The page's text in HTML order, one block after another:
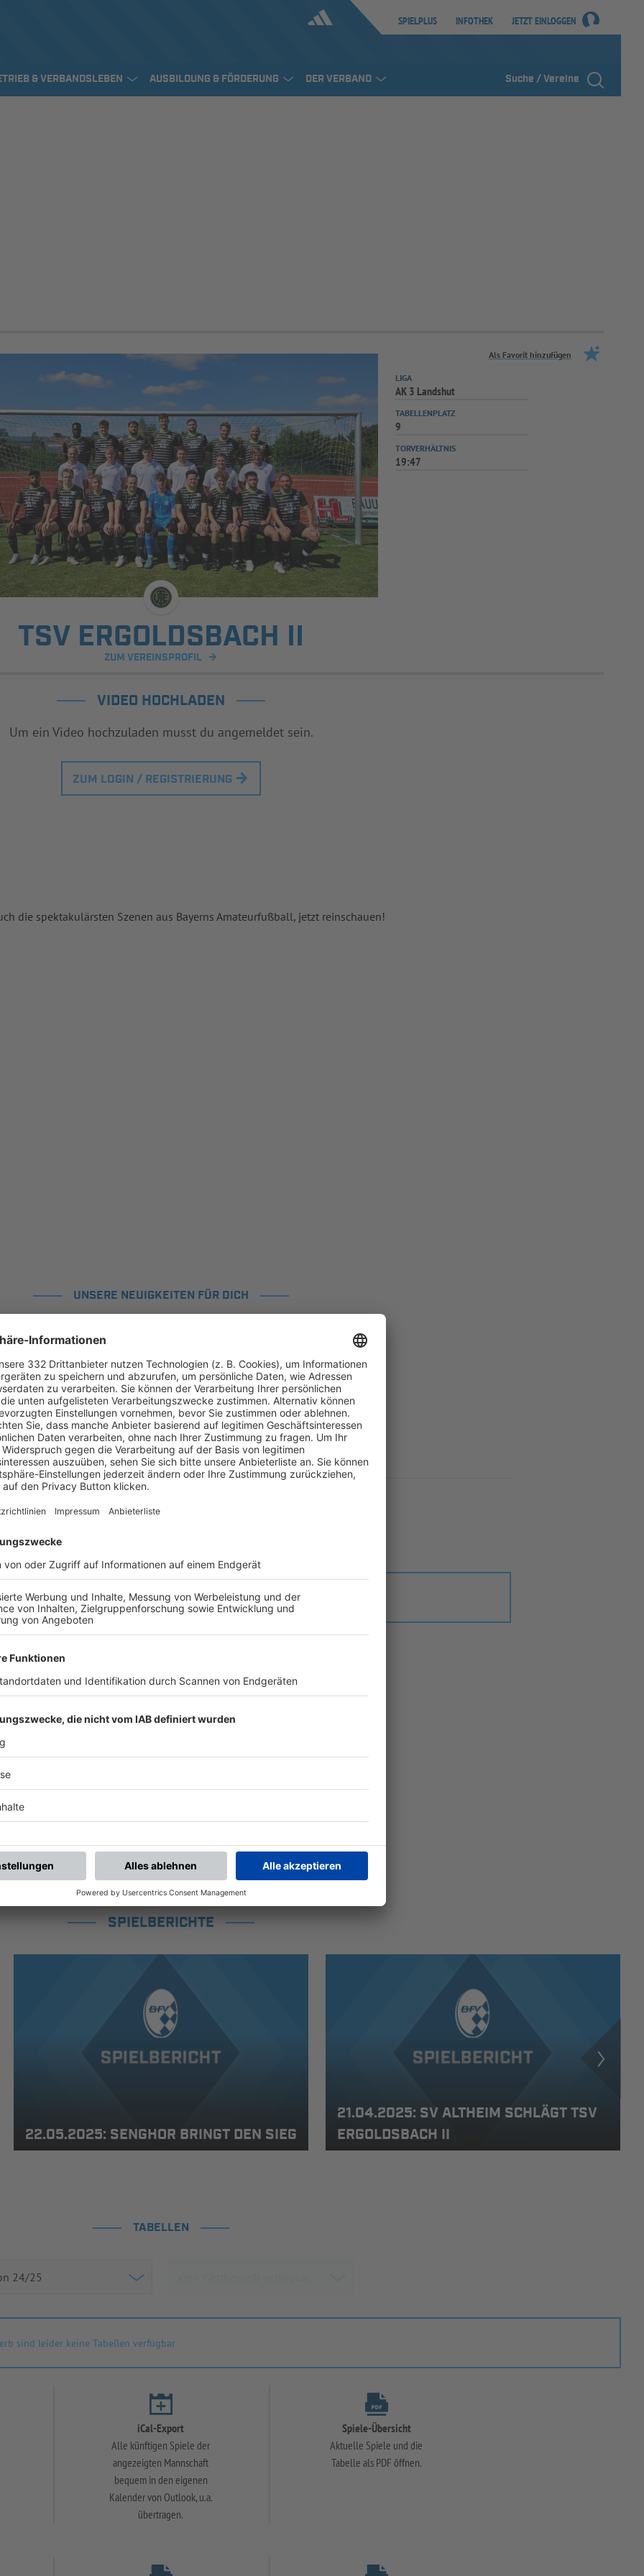
SPIELPLUS INFOTHEK JETZT EINLOGGEN
& VERBANDSLEBEN AUSBILDUNG & FÖRDERUNG DER VERBAND Suche / Vereine
Als Favorit hinzufügen
TSV ERGOLDSBACH II
ZUM VEREINSPROFIL
LIGA
AK 3 Landshut
TABELLENPLATZ
9
TORVERHÄLTNIS
19:47
VIDEO HOCHLADEN
Um ein Video hochzuladen musst du angemeldet sein.
ZUM LOGIN / REGISTRIERUNG
die spektakulärsten Szenen aus Bayerns Amateurfußball, jetzt reinschauen!
UNSERE NEUIGKEITEN FÜR DICH
ALLE NEWS
Spiele Letzte Spiele Kompletter Spielplan
SPIELBERICHTE
22.05.2025: SENGHOR BRINGT DEN SIEG
21.04.2025: SV ALTHEIM SCHLÄGT TSV
ERGOLDSBACH II
TABELLEN
sind leider keine Tabellen verfügbar
iCal-Export
Alle künftigen Spiele der
angezeigten Mannschaft
bequem in den eigenen
Kalender von Outlook, u.a.
übertragen.
Spiele-Übersicht
Aktuelle Spiele und die
Tabelle als PDF öffnen.